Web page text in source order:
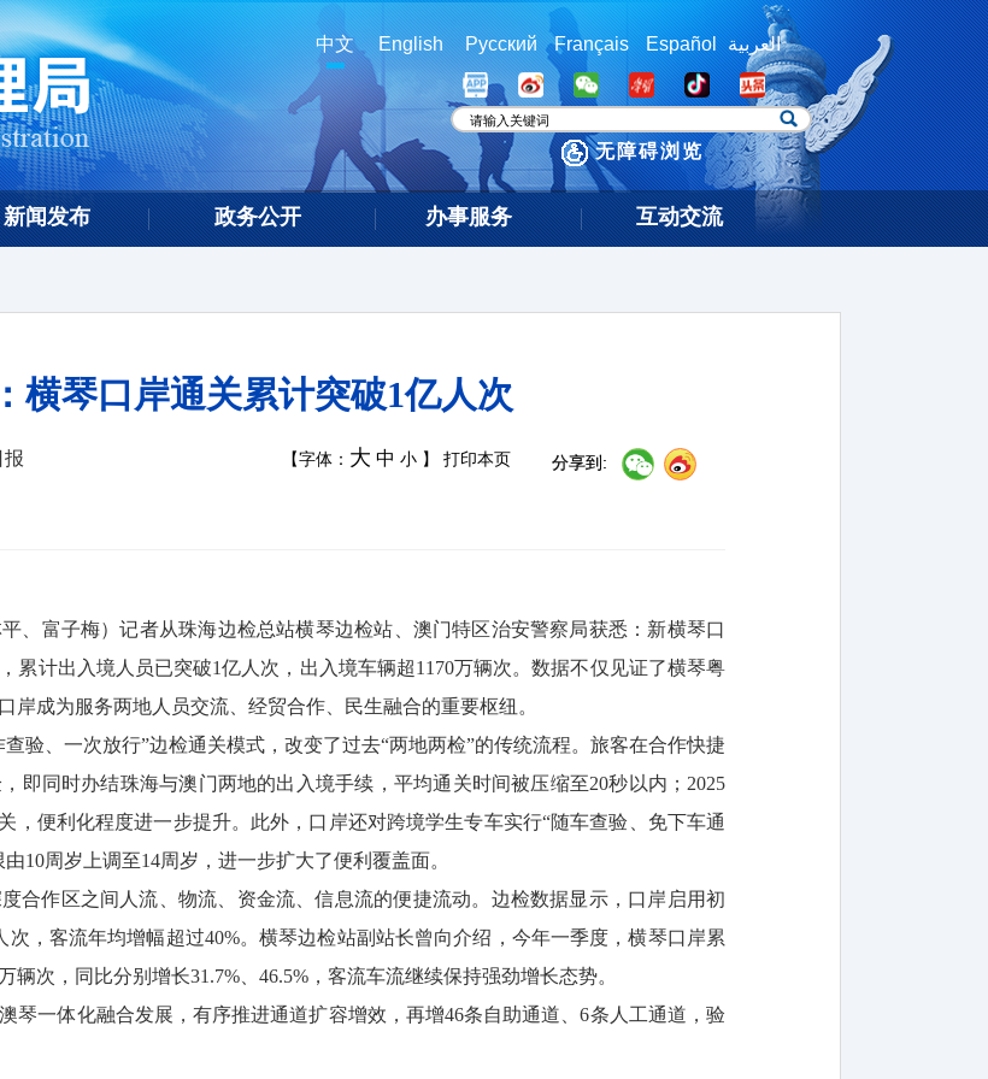
中文 English Русский Français Español العربية
无障碍浏览
新闻发布 政务公开 办事服务 互动交流
横琴口岸通关累计突破1亿人次
报 【字体： 大 中 小 】 打印本页 分享到:
、富子梅）记者从珠海边检总站横琴边检站、澳门特区治安警察局获悉：新横琴口
累计出入境人员已突破1亿人次，出入境车辆超1170万辆次。数据不仅见证了横琴粤
岸成为服务两地人员交流、经贸合作、民生融合的重要枢纽。
验、一次放行”边检通关模式，改变了过去“两地两检”的传统流程。旅客在合作快捷
即同时办结珠海与澳门两地的出入境手续，平均通关时间被压缩至20秒以内；2025
，便利化程度进一步提升。此外，口岸还对跨境学生专车实行“随车查验、免下车通
10周岁上调至14周岁，进一步扩大了便利覆盖面。
合作区之间人流、物流、资金流、信息流的便捷流动。边检数据显示，口岸启用初
，客流年均增幅超过40%。横琴边检站副站长曾向介绍，今年一季度，横琴口岸累
辆次，同比分别增长31.7%、46.5%，客流车流继续保持强劲增长态势。
琴一体化融合发展，有序推进通道扩容增效，再增46条自助通道、6条人工通道，验